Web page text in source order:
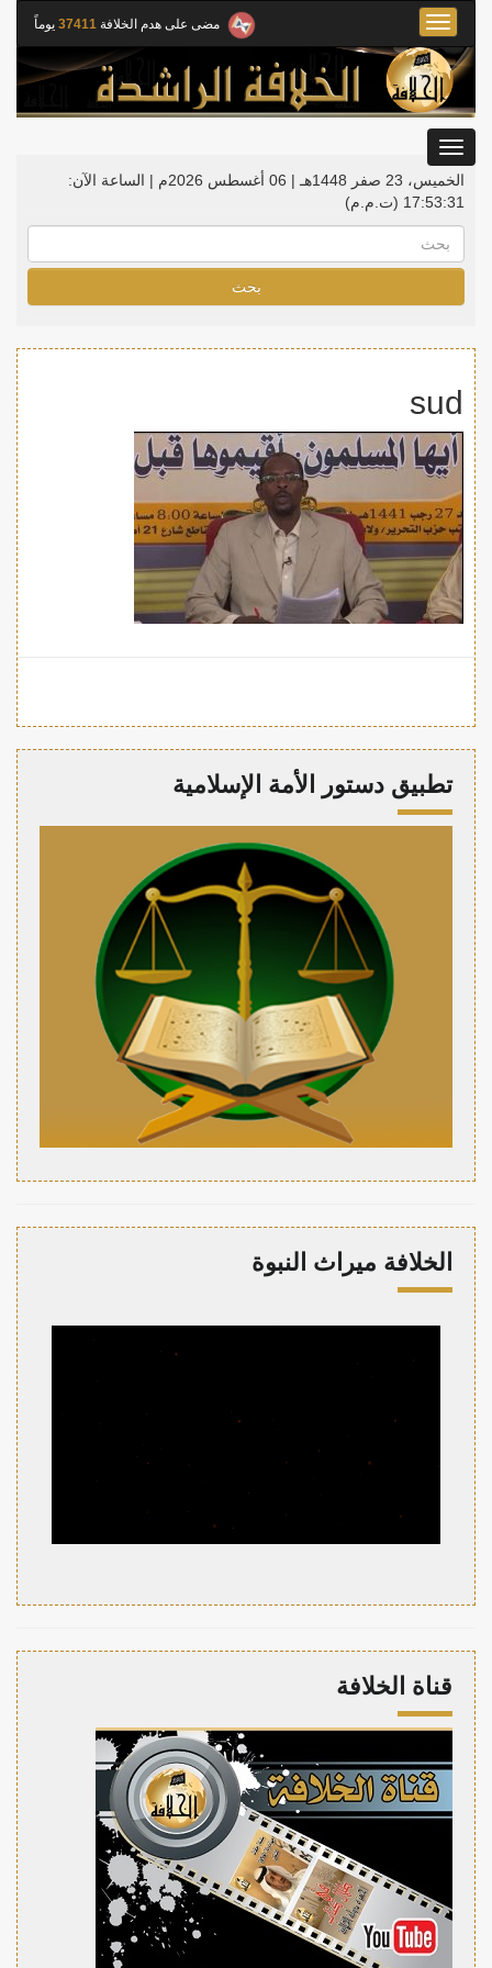
مضى على هدم الخلافة 37411 يوماً
Toggle
navigation
الخميس، 23 صفر 1448هـ | 06 أغسطس 2026م |
الساعة الآن:
17:53:31 (ت.م.م)
بحث
sud
تطبيق دستور الأمة الإسلامية
الخلافة ميراث النبوة
قناة الخلافة